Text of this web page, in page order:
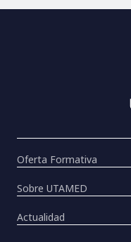
Oferta Formativa
Sobre UTAMED
Actualidad